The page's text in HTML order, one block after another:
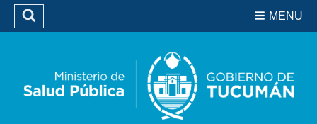
Biblioteca
MENU
Buscar